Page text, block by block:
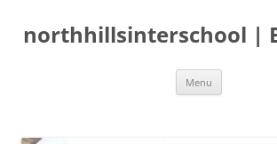
isi
northhillsinterschool |
Menu